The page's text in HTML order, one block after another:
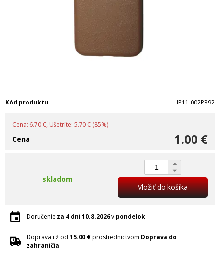
Kód produktu IP11-002P392
Cena: 6.70 €, Ušetríte: 5.70 € (85%)
1.00 €
Cena
skladom
Vložiť do košíka
Doručenie za 4 dni 10.8.2026v pondelok
Doprava už od 15.00 €prostredníctvom Doprava do
zahraničia